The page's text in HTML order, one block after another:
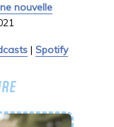
Podcasts
nouvelle
| Spotify